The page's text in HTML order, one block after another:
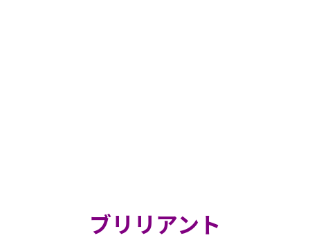
ブリリアント